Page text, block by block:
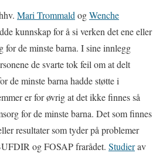
Mari Trommald ogWenche
kunnskap for å si verken det ene eller
for de minste barna. I sine innlegg
de svarte tok feil om at delt
de minste barna hadde støtte i
er for øvrig at det ikke finnes så
for de minste barna. Det som finnes
resultater som tyder på problemer
og FOSAP frarådet. Studierav